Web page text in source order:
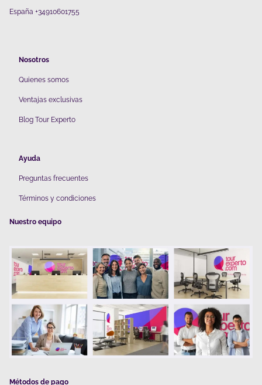
España +34910601755
Nosotros
Quienes somos
Ventajas exclusivas
Blog Tour Experto
Ayuda
Preguntas frecuentes
Términos y condiciones
Nuestro equipo
Métodos de pago